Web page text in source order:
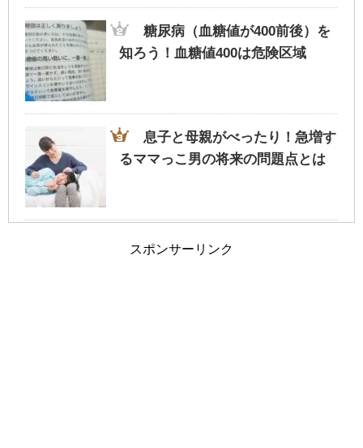
為のポイントとは？
ルではない非日常
糖尿病（血糖値が400前後）を
知ろう！血糖値400は危険区域
息子と母親がべったり！急増す
るママっこ男の将来の問題点とは
腹筋の筋肉痛でくしゃみするだ
スポンサーリンク